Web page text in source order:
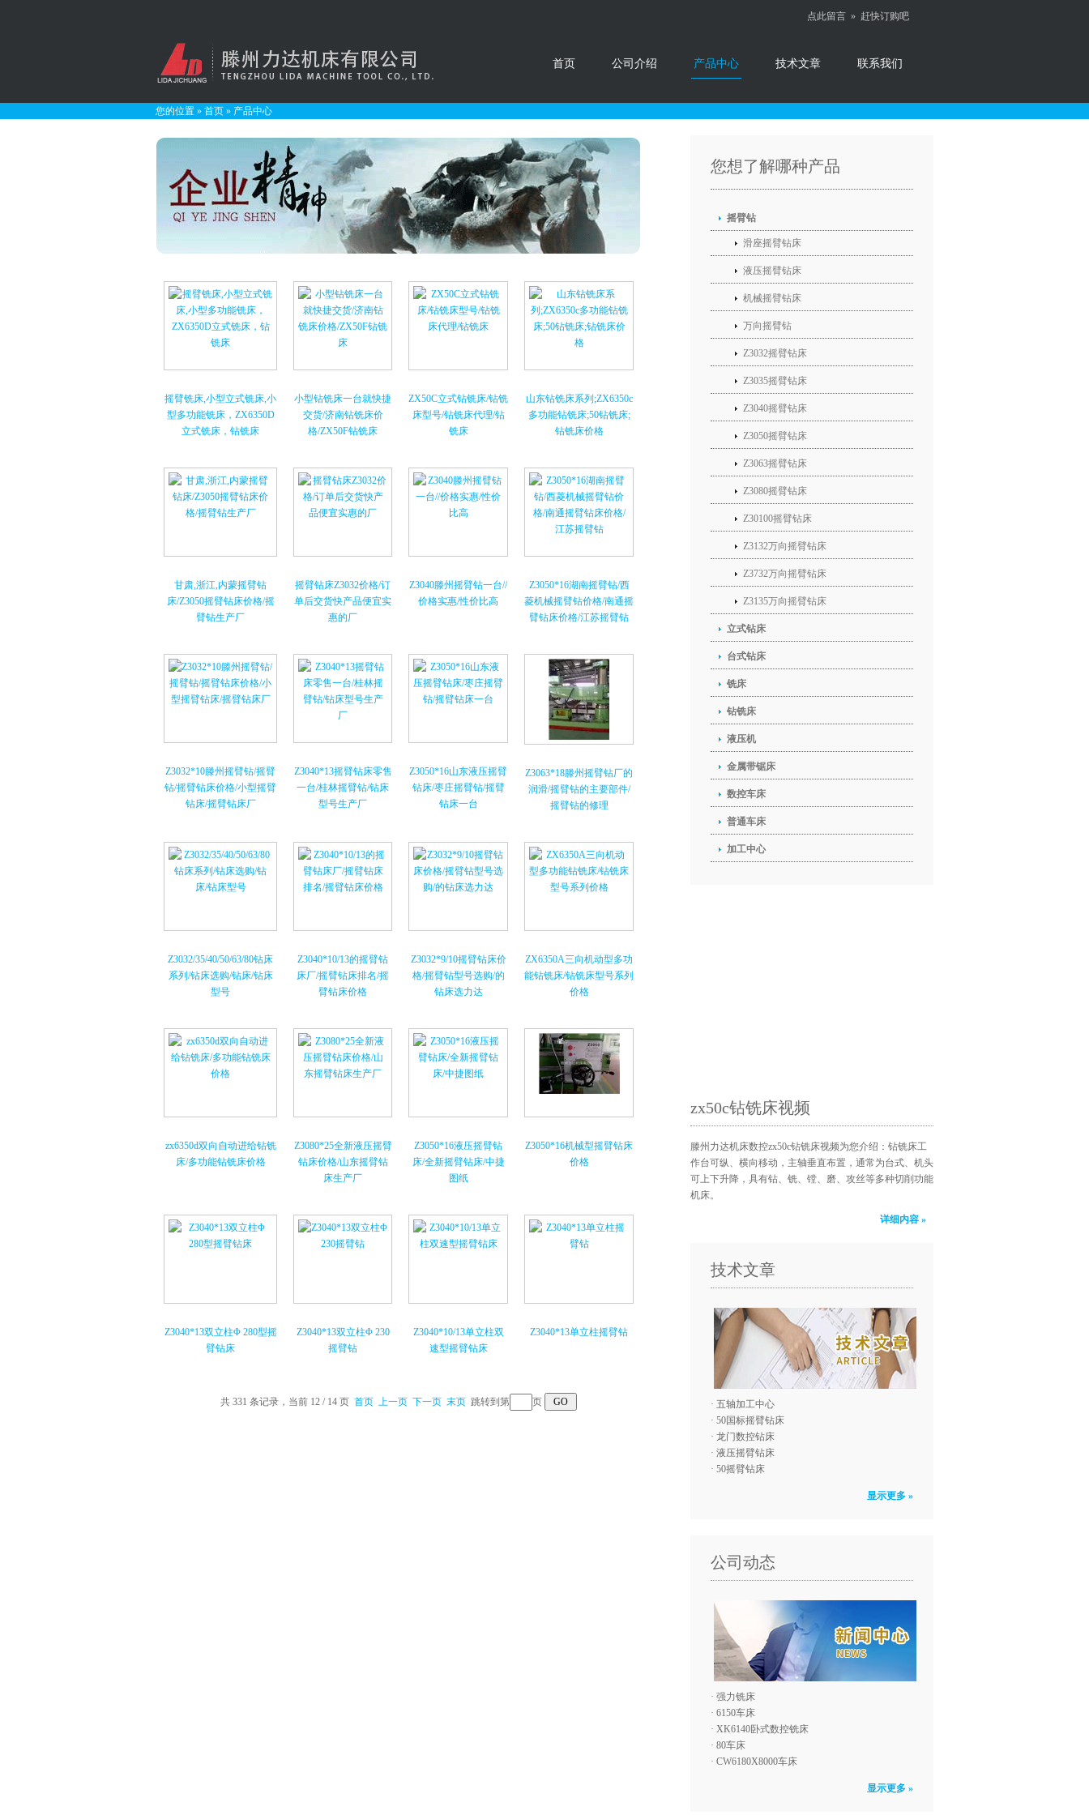
点此留言 » 赶快订购吧
首页 公司介绍 产品中心 技术文章 联系我们
您的位置 » 首页 » 产品中心
摇臂铣床,小型立式铣床,小
型多功能铣床，ZX6350D
立式铣床，钻铣床
小型钻铣床一台就快捷
交货/济南钻铣床价
格/ZX50F钻铣床
ZX50C立式钻铣床/钻铣
床型号/钻铣床代理/钻
铣床
山东钻铣床系列;ZX6350c
多功能钻铣床;50钻铣床;
钻铣床价格
甘肃,浙江,内蒙摇臂钻
床/Z3050摇臂钻床价格/摇
臂钻生产厂
摇臂钻床Z3032价格/订
单后交货快产品便宜实
惠的厂
Z3040滕州摇臂钻一台//
价格实惠/性价比高
Z3050*16湖南摇臂钻/西
菱机械摇臂钻价格/南通摇
臂钻床价格/江苏摇臂钻
Z3032*10滕州摇臂钻/摇臂
钻/摇臂钻床价格/小型摇臂
钻床/摇臂钻床厂
Z3040*13摇臂钻床零售
一台/桂林摇臂钻/钻床
型号生产厂
Z3050*16山东液压摇臂
钻床/枣庄摇臂钻/摇臂
钻床一台
Z3063*18滕州摇臂钻厂的
润滑/摇臂钻的主要部件/
摇臂钻的修理
Z3032/35/40/50/63/80钻床
系列/钻床选购/钻床/钻床
型号
Z3040*10/13的摇臂钻
床厂/摇臂钻床排名/摇
臂钻床价格
Z3032*9/10摇臂钻床价
格/摇臂钻型号选购/的
钻床选力达
ZX6350A三向机动型多功
能钻铣床/钻铣床型号系列
价格
zx6350d双向自动进给钻铣
床/多功能钻铣床价格
Z3080*25全新液压摇臂
钻床价格/山东摇臂钻
床生产厂
Z3050*16液压摇臂钻
床/全新摇臂钻床/中捷
图纸
Z3050*16机械型摇臂钻床
价格
Z3040*13双立柱Φ 280型摇
臂钻床
Z3040*13双立柱Φ 230
摇臂钻
Z3040*10/13单立柱双
速型摇臂钻床
Z3040*13单立柱摇臂钻
共 331 条记录，当前 12 / 14 页 首页 上一页 下一页 末页 跳转到第 页
您想了解哪种产品
摇臂钻
滑座摇臂钻床
液压摇臂钻床
机械摇臂钻床
万向摇臂钻
Z3032摇臂钻床
Z3035摇臂钻床
Z3040摇臂钻床
Z3050摇臂钻床
Z3063摇臂钻床
Z3080摇臂钻床
Z30100摇臂钻床
Z3132万向摇臂钻床
Z3732万向摇臂钻床
Z3135万向摇臂钻床
立式钻床
台式钻床
铣床
钻铣床
液压机
金属带锯床
数控车床
普通车床
加工中心
zx50c钻铣床视频
滕州力达机床数控zx50c钻铣床视频为您介绍：钻铣床工
作台可纵、横向移动，主轴垂直布置，通常为台式、机头
可上下升降，具有钻、铣、镗、磨、攻丝等多种切削功能
机床。
详细内容 »
技术文章
· 五轴加工中心
· 50国标摇臂钻床
· 龙门数控钻床
· 液压摇臂钻床
· 50摇臂钻床
显示更多 »
公司动态
· 强力铣床
· 6150车床
· XK6140卧式数控铣床
· 80车床
· CW6180X8000车床
显示更多 »